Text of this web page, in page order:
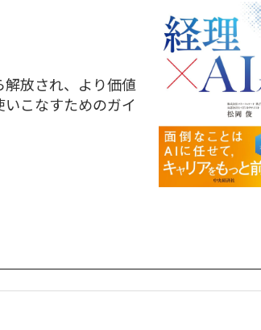
放され、より価値
こなすためのガイ